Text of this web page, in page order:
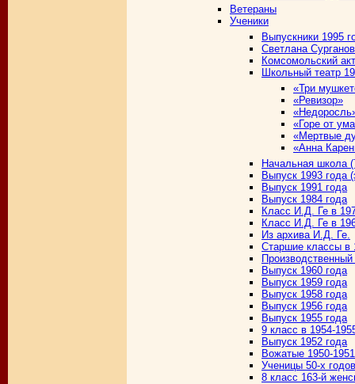
Ветераны
Ученики
Выпускники 1995
Светлана
Комсомольский
Школьный театр
«Три
«Ревизор»
«Горе от
«Мертвые
«Анна
Начальная школа
Выпуск 1993 года
Выпуск 1991 года
Выпуск 1984 года
Класс И.Д. Ге в
Класс И.Д. Ге в
Из архива И.Д. Ге.
Старшие классы в
Выпуск 1960 года
Выпуск 1959 года
Выпуск 1958 года
Выпуск 1956 года
Выпуск 1955 года
9 класс в 1954-
Выпуск 1952 года
Вожатые 1950-1951
Ученицы 50-х годов
8 класс 163-й